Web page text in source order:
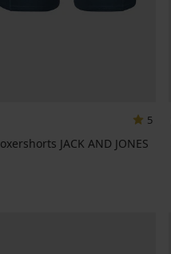
5
JACK AND JONES
prijs